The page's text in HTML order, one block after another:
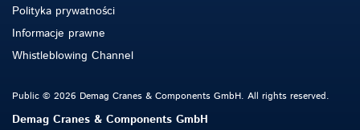
Polityka prywatności
Informacje prawne
Whistleblowing Channel
Public © 2026 Demag Cranes & Components GmbH. All rights reserved.
Demag Cranes & Components GmbH